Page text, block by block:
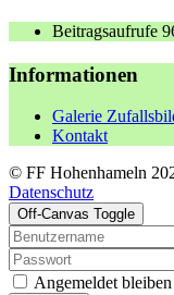
Beitragsaufrufe
Informationen
Galerie
Kontakt
© FF Hohenhameln
Datenschutz
Off-Canvas Toggle
Angemeldet bleiben